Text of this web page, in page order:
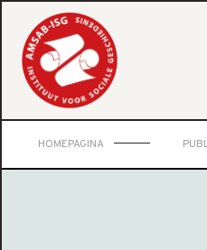
HOMEPAGINA